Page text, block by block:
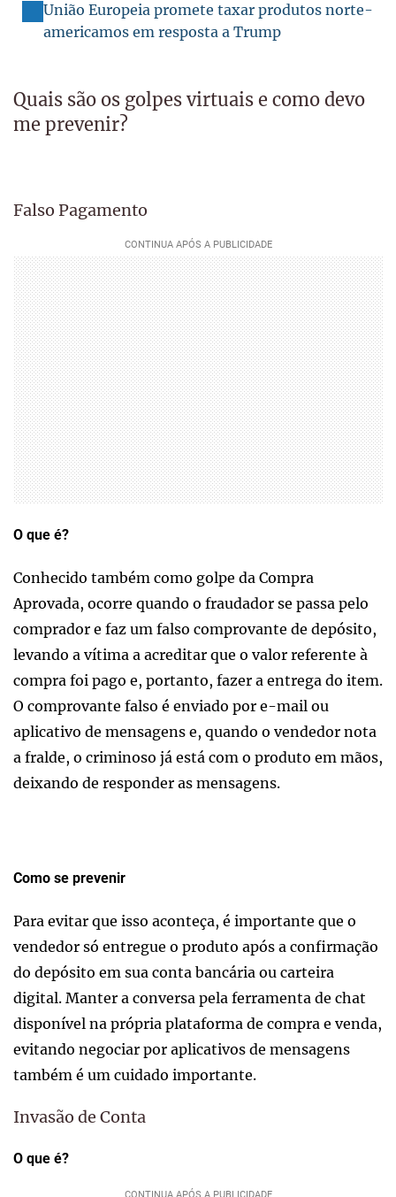
União Europeia promete taxar produtos norte-
americamos em resposta a Trump
Quais são os golpes virtuais e como devo
me prevenir?
Falso Pagamento
O que é?
Conhecido também como golpe da Compra
Aprovada, ocorre quando o fraudador se passa pelo
comprador e faz um falso comprovante de depósito,
levando a vítima a acreditar que o valor referente à
compra foi pago e, portanto, fazer a entrega do item.
O comprovante falso é enviado por e-mail ou
aplicativo de mensagens e, quando o vendedor nota
a fralde, o criminoso já está com o produto em mãos,
deixando de responder as mensagens.
Como se prevenir
Para evitar que isso aconteça, é importante que o
vendedor só entregue o produto após a confirmação
do depósito em sua conta bancária ou carteira
digital. Manter a conversa pela ferramenta de chat
disponível na própria plataforma de compra e venda,
evitando negociar por aplicativos de mensagens
também é um cuidado importante.
Invasão de Conta
O que é?